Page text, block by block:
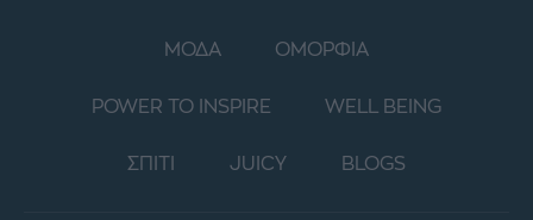
ΜΟΔΑ ΟΜΟΡΦΙΑ
POWER TO INSPIRE WELL BEING
ΣΠΙΤΙ JUICY BLOGS